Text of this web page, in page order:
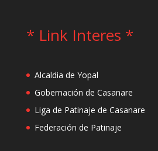
* Link Interes *
Alcaldia de Yopal
Gobernación de Casanare
Liga de Patinaje de Casanare
Federación de Patinaje